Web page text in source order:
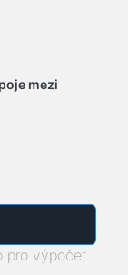
mezi
pro výpočet.